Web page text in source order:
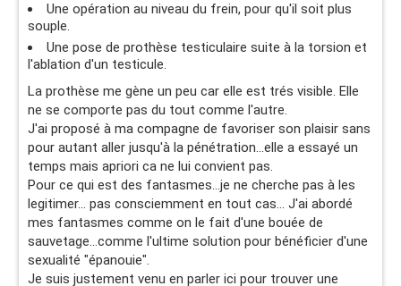
Une opération au niveau du frein, pour qu'il soit plus
souple.
Une pose de prothèse testiculaire suite à la torsion et
l'ablation d'un testicule.
La prothèse me gène un peu car elle est trés visible. Elle
ne se comporte pas du tout comme l'autre.
J'ai proposé à ma compagne de favoriser son plaisir sans
pour autant aller jusqu'à la pénétration...elle a essayé un
temps mais apriori ca ne lui convient pas.
Pour ce qui est des fantasmes...je ne cherche pas à les
legitimer... pas consciemment en tout cas... J'ai abordé
mes fantasmes comme on le fait d'une bouée de
sauvetage...comme l'ultime solution pour bénéficier d'une
sexualité "épanouie".
Je suis justement venu en parler ici pour trouver une